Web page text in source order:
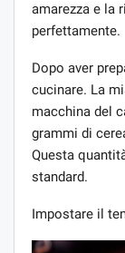
amarezza e la
perfettamente.
Dopo aver
cucinare. La
macchina del
grammi di
Questa
standard.
Impostare il